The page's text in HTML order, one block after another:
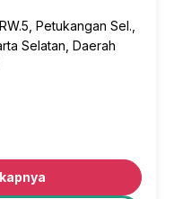
Petukangan Sel.,
Selatan, Daerah